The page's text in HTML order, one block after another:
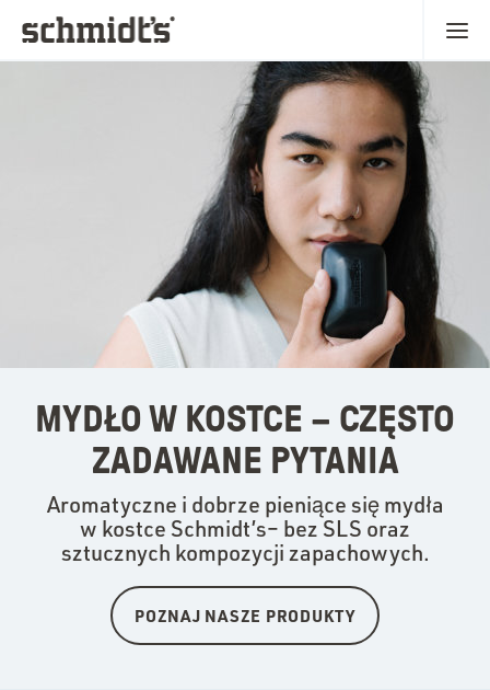
MYDŁO W KOSTCE – CZĘSTO
ZADAWANE PYTANIA
Aromatyczne i dobrze pieniące się mydła
w kostce Schmidt’s– bez SLS oraz
sztucznych kompozycji zapachowych.
POZNAJ NASZE PRODUKTY